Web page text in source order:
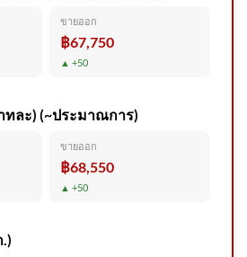
𝙉𝙀𝙒𝙎 : อุทยานแห่งชาติแก่ง
กระจาน บูรณาการร่วมหน่วย
งานความมั่น
รวบหนุ่มบุกห้องพักหวังง้อขอ
คืนดีไม่สำเร็จ ชักมีดพกขู่ชี้หน้า
ขายออก
฿67,750
▲ +50
ทละ) (~ประมาณการ)
ขายออก
฿68,550
▲ +50